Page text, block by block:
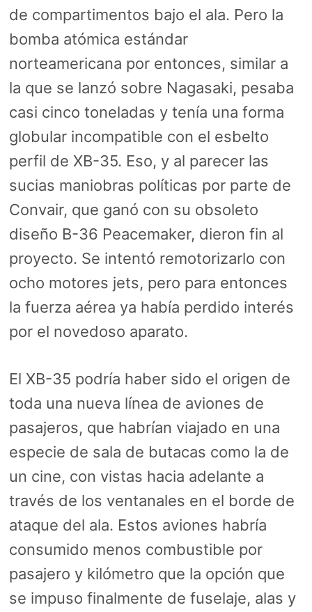
de compartimentos bajo el ala. Pero la
bomba atómica estándar
norteamericana por entonces, similar a
la que se lanzó sobre Nagasaki, pesaba
casi cinco toneladas y tenía una forma
globular incompatible con el esbelto
perfil de XB-35. Eso, y al parecer las
sucias maniobras políticas por parte de
Convair, que ganó con su obsoleto
diseño B-36 Peacemaker, dieron fin al
proyecto. Se intentó remotorizarlo con
ocho motores jets, pero para entonces
la fuerza aérea ya había perdido interés
por el novedoso aparato.
El XB-35 podría haber sido el origen de
toda una nueva línea de aviones de
pasajeros, que habrían viajado en una
especie de sala de butacas como la de
un cine, con vistas hacia adelante a
través de los ventanales en el borde de
ataque del ala. Estos aviones habría
consumido menos combustible por
pasajero y kilómetro que la opción que
se impuso finalmente de fuselaje, alas y